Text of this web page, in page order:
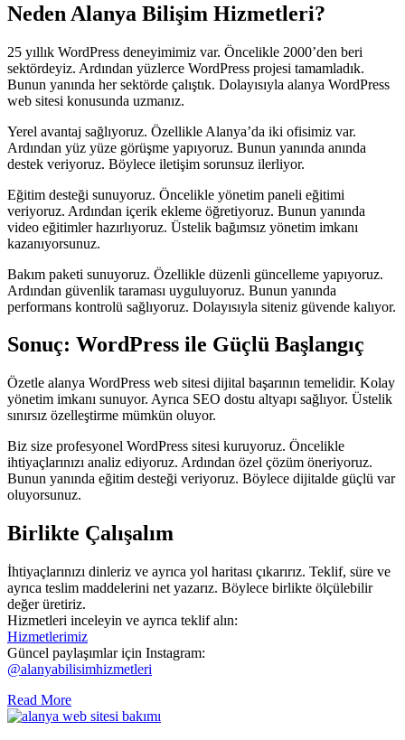
Neden Alanya Bilişim Hizmetleri?
25 yıllık WordPress deneyimimiz var. Öncelikle 2000’den beri
sektördeyiz. Ardından yüzlerce WordPress projesi tamamladık.
Bunun yanında her sektörde çalıştık. Dolayısıyla alanya WordPress
web sitesi konusunda uzmanız.
Yerel avantaj sağlıyoruz. Özellikle Alanya’da iki ofisimiz var.
Ardından yüz yüze görüşme yapıyoruz. Bunun yanında anında
destek veriyoruz. Böylece iletişim sorunsuz ilerliyor.
Eğitim desteği sunuyoruz. Öncelikle yönetim paneli eğitimi
veriyoruz. Ardından içerik ekleme öğretiyoruz. Bunun yanında
video eğitimler hazırlıyoruz. Üstelik bağımsız yönetim imkanı
kazanıyorsunuz.
Bakım paketi sunuyoruz. Özellikle düzenli güncelleme yapıyoruz.
Ardından güvenlik taraması uyguluyoruz. Bunun yanında
performans kontrolü sağlıyoruz. Dolayısıyla siteniz güvende kalıyor.
Sonuç: WordPress ile Güçlü Başlangıç
Özetle alanya WordPress web sitesi dijital başarının temelidir. Kolay
yönetim imkanı sunuyor. Ayrıca SEO dostu altyapı sağlıyor. Üstelik
sınırsız özelleştirme mümkün oluyor.
Biz size profesyonel WordPress sitesi kuruyoruz. Öncelikle
ihtiyaçlarınızı analiz ediyoruz. Ardından özel çözüm öneriyoruz.
Bunun yanında eğitim desteği veriyoruz. Böylece dijitalde güçlü var
oluyorsunuz.
Birlikte Çalışalım
İhtiyaçlarınızı dinleriz ve ayrıca yol haritası çıkarırız. Teklif, süre ve
ayrıca teslim maddelerini net yazarız. Böylece birlikte ölçülebilir
değer üretiriz.
Hizmetleri inceleyin ve ayrıca teklif alın:
Hizmetlerimiz
Güncel paylaşımlar için Instagram:
@alanyabilisimhizmetleri
Read More